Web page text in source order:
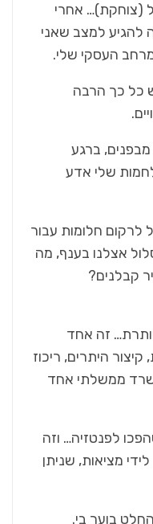
(צוחקת)… אחרי
להגיע למצב שאני
העסקי שלי.
כל כך הרבה
מבפנים, ברגע
שלי אדע
חלומות עבור
אצלנו בענף, מה
קבלנים?
זה אחד
היתרים, ריכוז
משרד ממשלתי אחד
לפנטזיה… וזה
מציאות, שניתן
בוער בי.